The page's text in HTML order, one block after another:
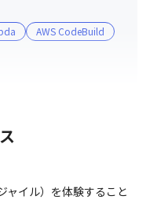
AWS CodeBuild
ャイル）を体験すること